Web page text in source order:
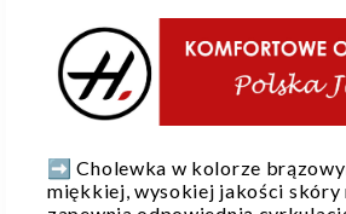
➡️ Cholewka w kolorze
miękkiej, wysokiej jakości skóry